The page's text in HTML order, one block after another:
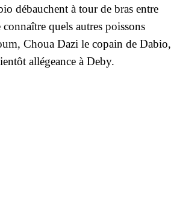
débauchent à tour de bras entre
quels autres poissons
Choua Dazi le copain de Dabio,
allégeance à Deby.